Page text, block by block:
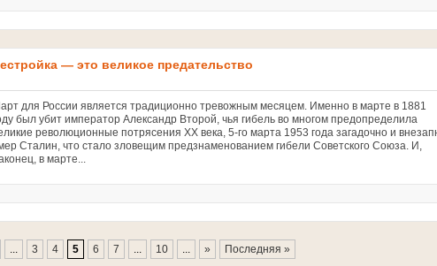
— это великое предательство
для России является традиционно тревожным месяцем. Именно в марте в 1881
был убит император Александр Второй, чья гибель во многом предопределила
революционные потрясения XX века, 5-го марта 1953 года загадочно и
Сталин, что стало зловещим предзнаменованием гибели Советского Союза. И,
в марте...
... 3 4 5 6 7 ... 10 ... » Последняя »